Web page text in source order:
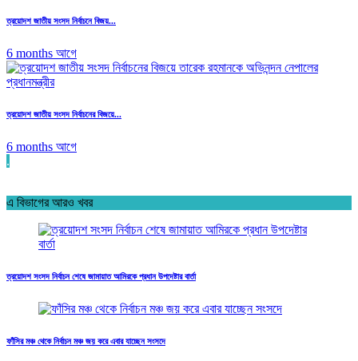
ত্রয়োদশ জাতীয় সংসদ নির্বাচনে বিজয়...
6 months আগে
ত্রয়োদশ জাতীয় সংসদ নির্বাচনের বিজয়ে...
6 months আগে
.
এ বিভাগের আরও খবর
ত্রয়োদশ সংসদ নির্বাচন শেষে জামায়াত আমিরকে প্রধান উপদেষ্টার বার্তা
ফাঁসির মঞ্চ থেকে নির্বাচন মঞ্চ জয় করে এবার যাচ্ছেন সংসদে